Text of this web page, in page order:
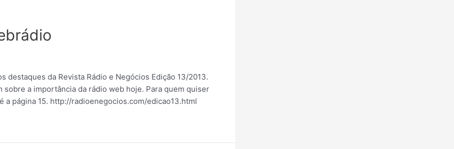
destaques da Revista Rádio e Negócios Edição 13/2013.
a importância da rádio web hoje. Para quem quiser
a página 15. http://radioenegocios.com/edicao13.html